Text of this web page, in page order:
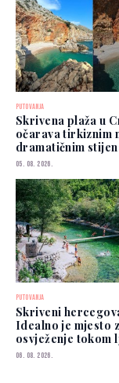
PUTOVANJA
Skrivena plaža u
očarava tirkiznim
dramatičnim
05. 08. 2026.
PUTOVANJA
Skriveni
Idealno je mjesto
osvježenje tokom
vrućina
06. 08. 2026.